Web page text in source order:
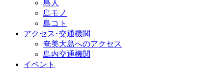
島人
島モノ
島コト
アクセス･交通機関
奄美大島へのアクセス
島内交通機関
イベント